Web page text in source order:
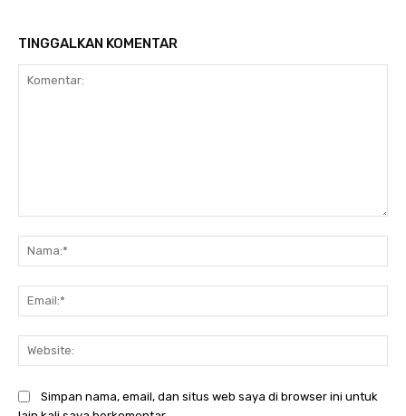
TINGGALKAN KOMENTAR
Simpan nama, email, dan situs web saya di browser ini untuk